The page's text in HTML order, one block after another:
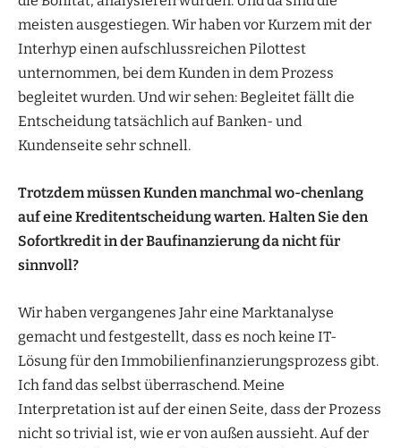
meisten ausgestiegen. Wir haben vor Kurzem mit der
Interhyp einen aufschlussreichen Pilottest
unternommen, bei dem Kunden in dem Prozess
begleitet wurden. Und wir sehen: Begleitet fällt die
Entscheidung tatsächlich auf Banken- und
Kundenseite sehr schnell.
Trotzdem müssen Kunden manchmal wo-chenlang
auf eine Kreditentscheidung warten. Halten Sie den
Sofortkredit in der Baufinanzierung da nicht für
sinnvoll?
Wir haben vergangenes Jahr eine Marktanalyse
gemacht und festgestellt, dass es noch keine IT-
Lösung für den Immobilienfinanzierungsprozess gibt.
Ich fand das selbst überraschend. Meine
Interpretation ist auf der einen Seite, dass der Prozess
nicht so trivial ist, wie er von außen aussieht. Auf der